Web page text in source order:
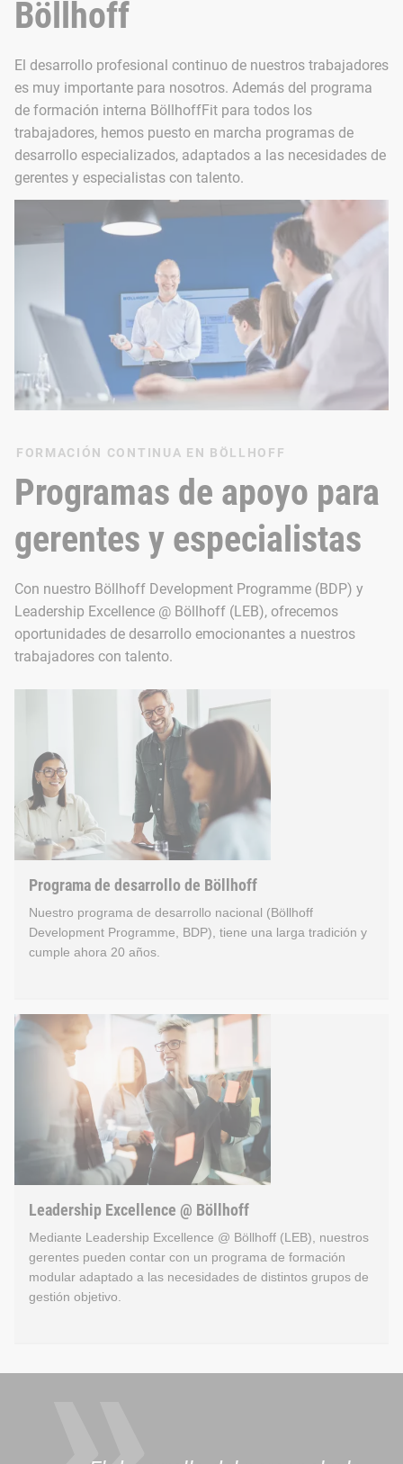
Los aprendices también pueden asumir responsabilidades
Böllhoff
El desarrollo profesional continuo de nuestros trabajadores
es muy importante para nosotros. Además del programa
de formación interna BöllhoffFit para todos los
trabajadores, hemos puesto en marcha programas de
desarrollo especializados, adaptados a las necesidades de
gerentes y especialistas con talento.
FORMACIÓN CONTINUA EN BÖLLHOFF
Programas de apoyo para
gerentes y especialistas
Con nuestro Böllhoff Development Programme (BDP) y
Leadership Excellence @ Böllhoff (LEB), ofrecemos
oportunidades de desarrollo emocionantes a nuestros
trabajadores con talento.
Programa de desarrollo de Böllhoff
Nuestro programa de desarrollo nacional (Böllhoff
Development Programme, BDP), tiene una larga tradición y
cumple ahora 20 años.
Programa de desarrollo
Nuestro programa de desarrollo nacional (Böllhoff
Unos 10 trabajadores de toda Alemania participan en el
Leadership Excellence @ Böllhoff
Mediante Leadership Excellence @ Böllhoff (LEB), nuestros
gerentes pueden contar con un programa de formación
modular adaptado a las necesidades de distintos grupos de
gestión objetivo.
Leadership Excellence @